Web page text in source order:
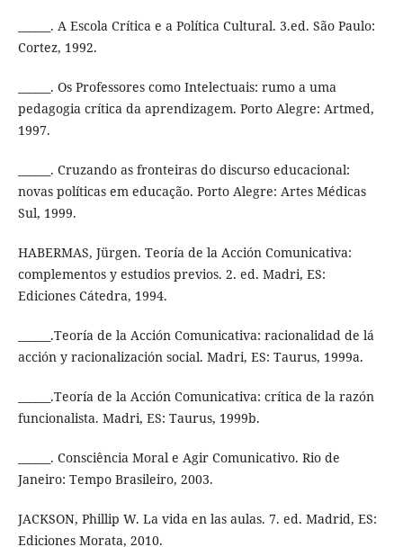
______. A Escola Crítica e a Política Cultural. 3.ed. São Paulo:
Cortez, 1992.
______. Os Professores como Intelectuais: rumo a uma
pedagogia crítica da aprendizagem. Porto Alegre: Artmed,
1997.
______. Cruzando as fronteiras do discurso educacional:
novas políticas em educação. Porto Alegre: Artes Médicas
Sul, 1999.
HABERMAS, Jürgen. Teoría de la Acción Comunicativa:
complementos y estudios previos. 2. ed. Madri, ES:
Ediciones Cátedra, 1994.
______.Teoría de la Acción Comunicativa: racionalidad de lá
acción y racionalización social. Madri, ES: Taurus, 1999a.
______.Teoría de la Acción Comunicativa: crítica de la razón
funcionalista. Madri, ES: Taurus, 1999b.
______. Consciência Moral e Agir Comunicativo. Rio de
Janeiro: Tempo Brasileiro, 2003.
JACKSON, Phillip W. La vida en las aulas. 7. ed. Madrid, ES:
Ediciones Morata, 2010.